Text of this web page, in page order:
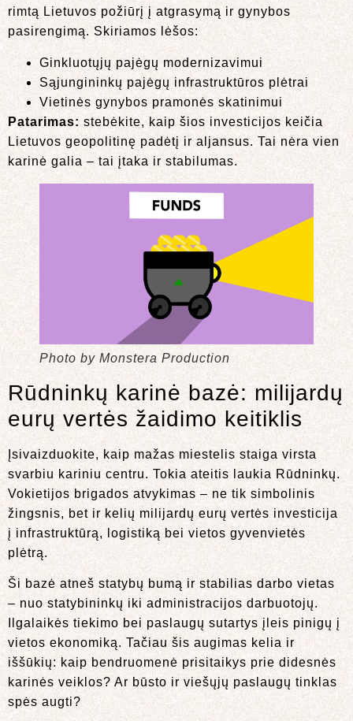
rimtą Lietuvos požiūrį į atgrasymą ir gynybos
pasirengimą. Skiriamos lėšos:
Ginkluotųjų pajėgų modernizavimui
Sąjungininkų pajėgų infrastruktūros plėtrai
Vietinės gynybos pramonės skatinimui
Patarimas: stebėkite, kaip šios investicijos keičia
Lietuvos geopolitinę padėtį ir aljansus. Tai nėra vien
karinė galia – tai įtaka ir stabilumas.
Photo by Monstera Production
Rūdninkų karinė bazė: milijardų
eurų vertės žaidimo keitiklis
Įsivaizduokite, kaip mažas miestelis staiga virsta
svarbiu kariniu centru. Tokia ateitis laukia Rūdninkų.
Vokietijos brigados atvykimas – ne tik simbolinis
žingsnis, bet ir kelių milijardų eurų vertės investicija
į infrastruktūrą, logistiką bei vietos gyvenvietės
plėtrą.
Ši bazė atneš statybų bumą ir stabilias darbo vietas
– nuo statybininkų iki administracijos darbuotojų.
Ilgalaikės tiekimo bei paslaugų sutartys įleis pinigų į
vietos ekonomiką. Tačiau šis augimas kelia ir
iššūkių: kaip bendruomenė prisitaikys prie didesnės
karinės veiklos? Ar būsto ir viešųjų paslaugų tinklas
spės augti?